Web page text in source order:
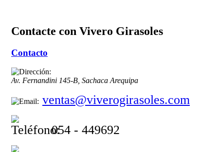
Contacte con Vivero Girasoles
Contacto
Av. Fernandini 145-B, Sachaca Arequipa
ventas@viverogirasoles.com
054 - 449692